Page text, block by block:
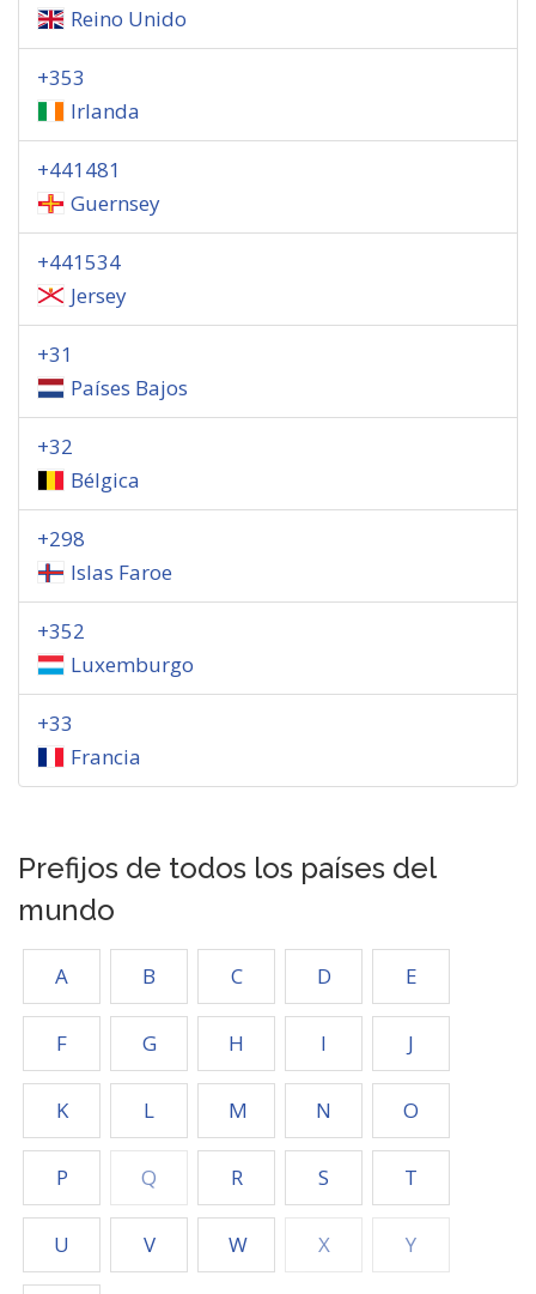
Reino Unido
+353
Irlanda
+441481
Guernsey
+441534
Jersey
+31
Países Bajos
+32
Bélgica
+298
Islas Faroe
+352
Luxemburgo
+33
Francia
Prefijos de todos los países del
mundo
A B C D E
F G H I J
K L M N O
P Q R S T
U V W X Y